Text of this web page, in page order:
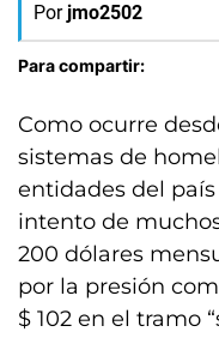
Por jmo2502
Para compartir:
Como ocurre
sistemas de
entidades del país
intento de
200 dólares
por la presión
$ 102 en el tramo